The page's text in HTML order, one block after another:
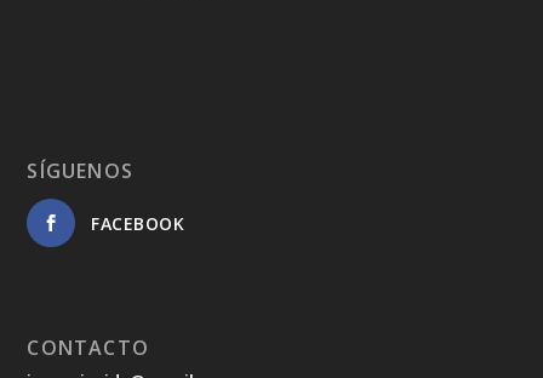
SÍGUENOS
FACEBOOK
CONTACTO